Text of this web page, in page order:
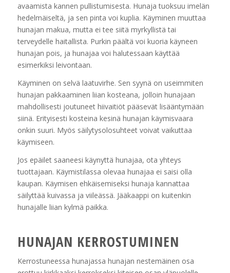
avaamista kannen pullistumisesta. Hunaja tuoksuu imelän
hedelmäiseltä, ja sen pinta voi kuplia. Käyminen muuttaa
hunajan makua, mutta ei tee siitä myrkyllistä tai
terveydelle haitallista. Purkin päältä voi kuoria käyneen
hunajan pois, ja hunajaa voi halutessaan käyttää
esimerkiksi leivontaan.
Käyminen on selvä laatuvirhe. Sen syynä on useimmiten
hunajan pakkaaminen liian kosteana, jolloin hunajaan
mahdollisesti joutuneet hiivaitiöt pääsevät lisääntymään
siinä. Erityisesti kosteina kesinä hunajan käymisvaara
onkin suuri. Myös säilytysolosuhteet voivat vaikuttaa
käymiseen.
Jos epäilet saaneesi käynyttä hunajaa, ota yhteys
tuottajaan. Käymistilassa olevaa hunajaa ei saisi olla
kaupan. Käymisen ehkäisemiseksi hunaja kannattaa
säilyttää kuivassa ja viileässä. Jääkaappi on kuitenkin
hunajalle liian kylmä paikka.
HUNAJAN KERROSTUMINEN
Kerrostuneessa hunajassa hunajan nestemäinen osa